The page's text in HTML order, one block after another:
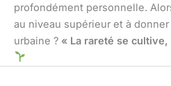
profondément personnelle.
au niveau supérieur et à
urbaine ? « La rareté se cultive,